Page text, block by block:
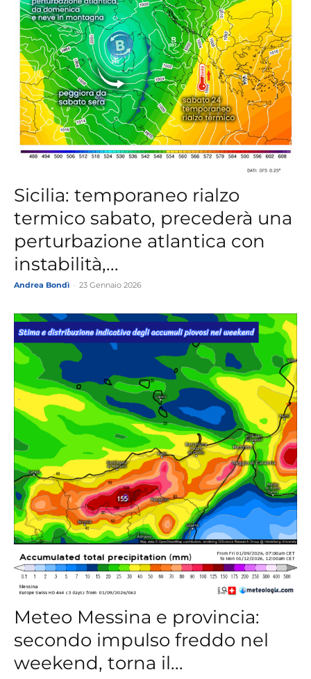
Sicilia: temporaneo rialzo
termico sabato, precederà una
perturbazione atlantica con
instabilità,...
Andrea Bondì 23 Gennaio 2026
Meteo Messina e provincia:
secondo impulso freddo nel
weekend, torna il...